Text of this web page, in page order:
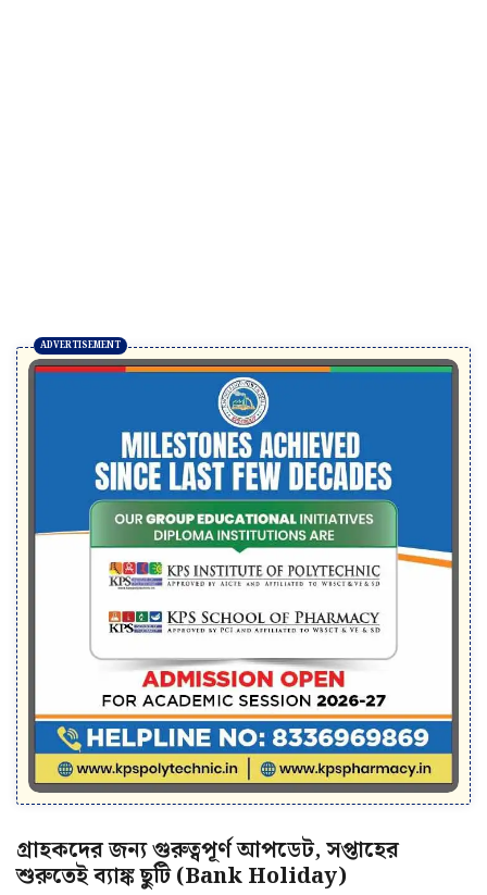
গ্রাহকদের জন্য গুরুত্বপূর্ণ আপডেট, সপ্তাহের
শুরুতেই ব্যাঙ্ক ছুটি (Bank Holiday)